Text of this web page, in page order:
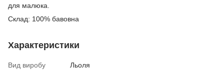
для малюка.
Склад: 100% бавовна
Характеристики
Вид виробу
Льоля